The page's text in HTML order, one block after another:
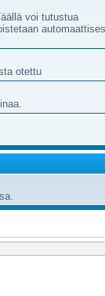
voi tutustua
otettu